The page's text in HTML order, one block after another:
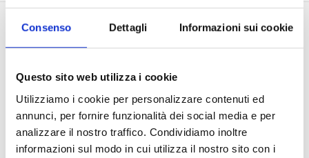
Consenso Dettagli Informazioni sui cookie
Questo sito web utilizza i cookie
Utilizziamo i cookie per personalizzare contenuti ed
annunci, per fornire funzionalità dei social media e per
analizzare il nostro traffico. Condividiamo inoltre
informazioni sul modo in cui utilizza il nostro sito con i